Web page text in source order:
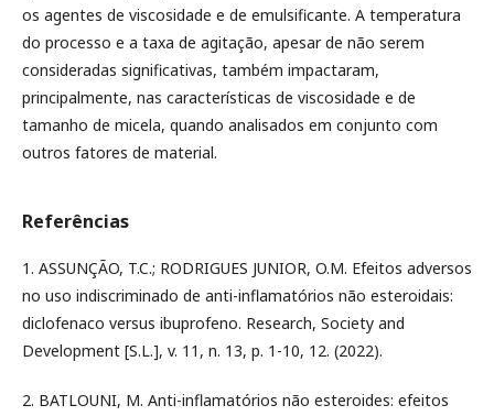
os agentes de viscosidade e de emulsificante. A temperatura
do processo e a taxa de agitação, apesar de não serem
consideradas significativas, também impactaram,
principalmente, nas características de viscosidade e de
tamanho de micela, quando analisados em conjunto com
outros fatores de material.
Referências
1. ASSUNÇÃO, T.C.; RODRIGUES JUNIOR, O.M. Efeitos adversos
no uso indiscriminado de anti-inflamatórios não esteroidais:
diclofenaco versus ibuprofeno. Research, Society and
Development [S.L.], v. 11, n. 13, p. 1-10, 12. (2022).
2. BATLOUNI, M. Anti-inflamatórios não esteroides: efeitos